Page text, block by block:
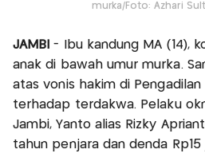
murka/Foto: Azhari
JAMBI - Ibu kandung MA (14),
anak di bawah umur murka.
atas vonis hakim di Pengadilan
terhadap terdakwa. Pelaku
Jambi, Yanto alias Rizky
tahun penjara dan denda Rp15